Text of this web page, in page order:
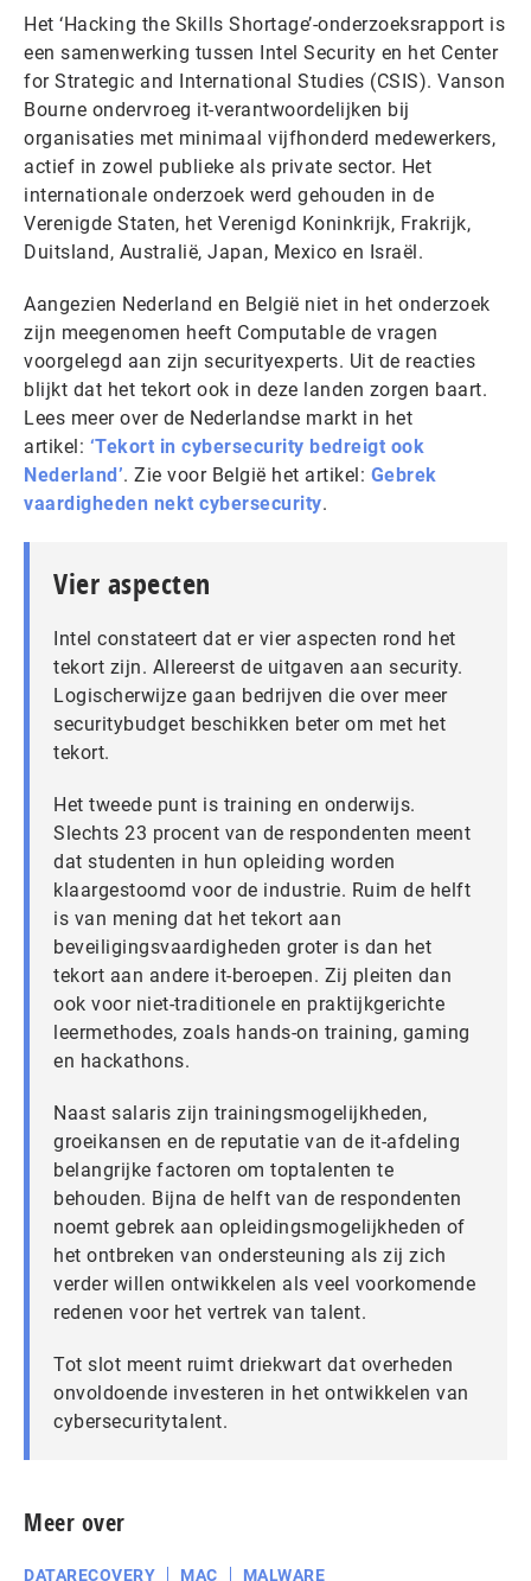
Het ‘Hacking the Skills Shortage’-onderzoeksrapport is
een samenwerking tussen Intel Security en het Center
for Strategic and International Studies (CSIS). Vanson
Bourne ondervroeg it-verantwoordelijken bij
organisaties met minimaal vijfhonderd medewerkers,
actief in zowel publieke als private sector. Het
internationale onderzoek werd gehouden in de
Verenigde Staten, het Verenigd Koninkrijk, Frakrijk,
Duitsland, Australië, Japan, Mexico en Israël.
Aangezien Nederland en België niet in het onderzoek
zijn meegenomen heeft Computable de vragen
voorgelegd aan zijn securityexperts. Uit de reacties
blijkt dat het tekort ook in deze landen zorgen baart.
Lees meer over de Nederlandse markt in het
artikel: ‘Tekort in cybersecurity bedreigt ook
Nederland’. Zie voor België het artikel: Gebrek
vaardigheden nekt cybersecurity.
Vier aspecten
Intel constateert dat er vier aspecten rond het
tekort zijn. Allereerst de uitgaven aan security.
Logischerwijze gaan bedrijven die over meer
securitybudget beschikken beter om met het
tekort.
Het tweede punt is training en onderwijs.
Slechts 23 procent van de respondenten meent
dat studenten in hun opleiding worden
klaargestoomd voor de industrie. Ruim de helft
is van mening dat het tekort aan
beveiligingsvaardigheden groter is dan het
tekort aan andere it-beroepen. Zij pleiten dan
ook voor niet-traditionele en praktijkgerichte
leermethodes, zoals hands-on training, gaming
en hackathons.
Naast salaris zijn trainingsmogelijkheden,
groeikansen en de reputatie van de it-afdeling
belangrijke factoren om toptalenten te
behouden. Bijna de helft van de respondenten
noemt gebrek aan opleidingsmogelijkheden of
het ontbreken van ondersteuning als zij zich
verder willen ontwikkelen als veel voorkomende
redenen voor het vertrek van talent.
Tot slot meent ruimt driekwart dat overheden
onvoldoende investeren in het ontwikkelen van
cybersecuritytalent.
Meer over
DATARECOVERY MAC MALWARE